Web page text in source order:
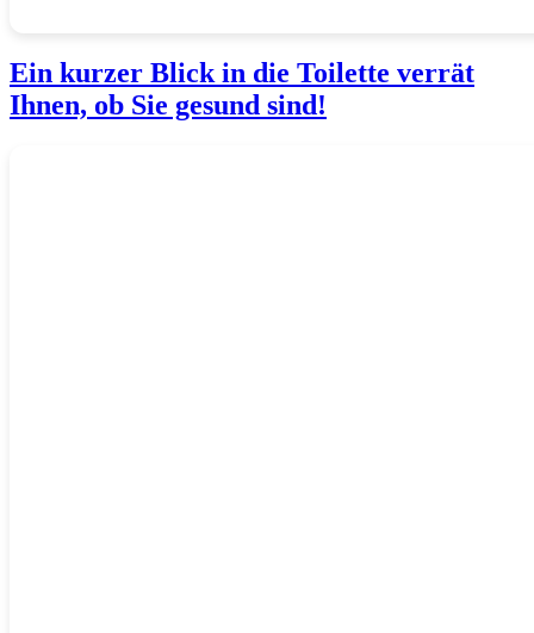
Ein kurzer Blick in die Toilette verrät
Ihnen, ob Sie gesund sind!